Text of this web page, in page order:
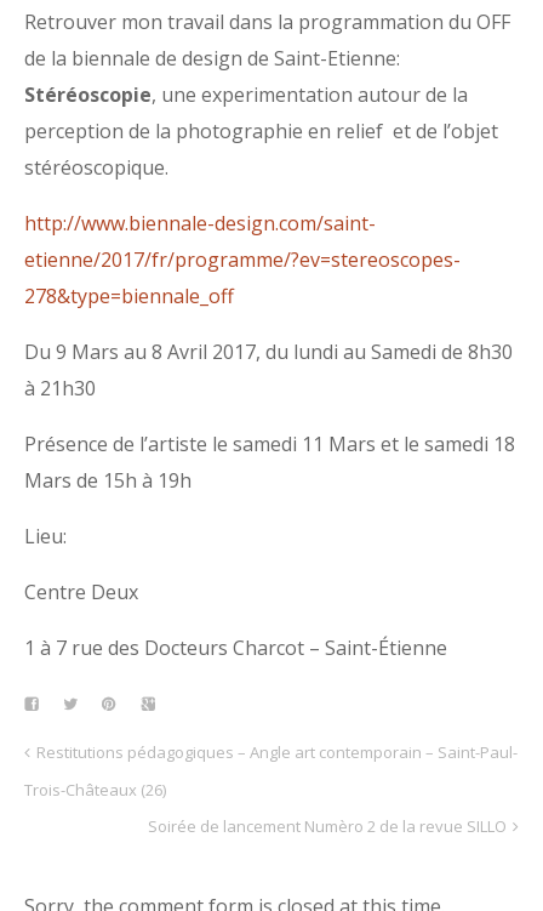
Retrouver mon travail dans la programmation du OFF
de la biennale de design de Saint-Etienne:
Stéréoscopie, une experimentation autour de la
perception de la photographie en relief et de l’objet
stéréoscopique.
http://www.biennale-design.com/saint-
etienne/2017/fr/programme/?ev=stereoscopes-
278&type=biennale_off
Du 9 Mars au 8 Avril 2017, du lundi au Samedi de 8h30
à 21h30
Présence de l’artiste le samedi 11 Mars et le samedi 18
Mars de 15h à 19h
Lieu:
Centre Deux
1 à 7 rue des Docteurs Charcot – Saint-Étienne
Restitutions pédagogiques – Angle art contemporain – Saint-Paul-
Trois-Châteaux (26)
Soirée de lancement Numèro 2 de la revue SILLO